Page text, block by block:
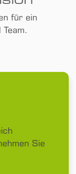
für ein
Sie